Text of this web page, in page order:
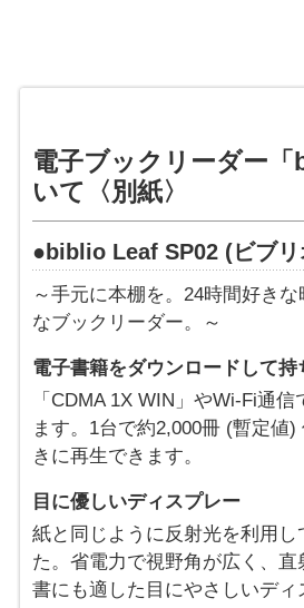
電子ブックリーダー
いて〈別紙〉
●biblio Leaf SP02 (ビブ
～手元に本棚を。24時間好き
なブックリーダー。～
電子書籍をダウンロードして持
「CDMA 1X WIN」やWi-Fi通
ます。1台で約2,000冊 (暫定値
きに再生できます。
目に優しいディスプレー
紙と同じように反射光を利用
た。省電力で視野角が広く、
書にも適した目にやさしいディ